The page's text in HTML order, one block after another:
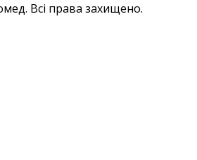
Всі права захищено.